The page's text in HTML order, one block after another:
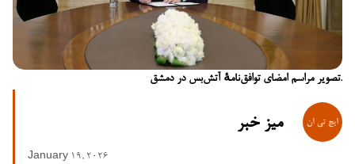
تصویر مراسم امضای توافق‌نامهٔ آتش‌بس در دمشق.
میز خبر
January 19, 2026